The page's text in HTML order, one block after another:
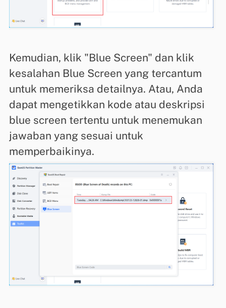
Kemudian, klik "Blue Screen" dan klik
kesalahan Blue Screen yang tercantum
untuk memeriksa detailnya. Atau, Anda
dapat mengetikkan kode atau deskripsi
blue screen tertentu untuk menemukan
jawaban yang sesuai untuk
memperbaikinya.